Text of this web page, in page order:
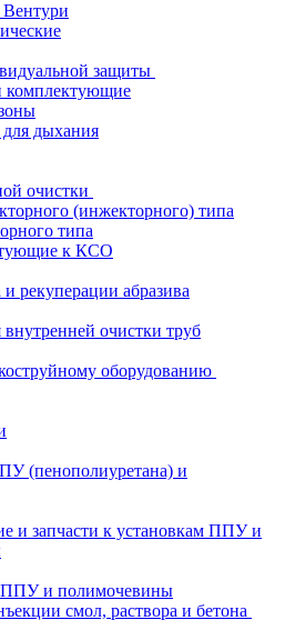
защиты
дыхания
очистки
(инжекторного) типа
типа
к КСО
рекуперации абразива
внутренней очистки труб
оборудованию
(пенополиуретана) и
и запчасти к установкам ППУ и
ППУ и полимочевины
смол, раствора и бетона